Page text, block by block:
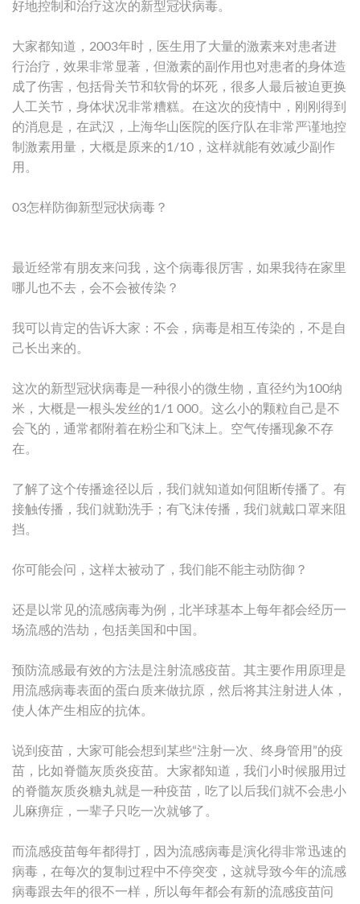
好地控制和治疗这次的新型冠状病毒。
大家都知道，2003年时，医生用了大量的激素来对患者进
行治疗，效果非常显著，但激素的副作用也对患者的身体造
成了伤害，包括骨关节和软骨的坏死，很多人最后被迫更换
人工关节，身体状况非常糟糕。在这次的疫情中，刚刚得到
的消息是，在武汉，上海华山医院的医疗队在非常严谨地控
制激素用量，大概是原来的1/10，这样就能有效减少副作
用。
03怎样防御新型冠状病毒？
最近经常有朋友来问我，这个病毒很厉害，如果我待在家里
哪儿也不去，会不会被传染？
我可以肯定的告诉大家：不会，病毒是相互传染的，不是自
己长出来的。
这次的新型冠状病毒是一种很小的微生物，直径约为100纳
米，大概是一根头发丝的1/1 000。这么小的颗粒自己是不
会飞的，通常都附着在粉尘和飞沫上。空气传播现象不存
在。
了解了这个传播途径以后，我们就知道如何阻断传播了。有
接触传播，我们就勤洗手；有飞沫传播，我们就戴口罩来阻
挡。
你可能会问，这样太被动了，我们能不能主动防御？
还是以常见的流感病毒为例，北半球基本上每年都会经历一
场流感的浩劫，包括美国和中国。
预防流感最有效的方法是注射流感疫苗。其主要作用原理是
用流感病毒表面的蛋白质来做抗原，然后将其注射进人体，
使人体产生相应的抗体。
说到疫苗，大家可能会想到某些“注射一次、终身管用”的疫
苗，比如脊髓灰质炎疫苗。大家都知道，我们小时候服用过
的脊髓灰质炎糖丸就是一种疫苗，吃了以后我们就不会患小
儿麻痹症，一辈子只吃一次就够了。
而流感疫苗每年都得打，因为流感病毒是演化得非常迅速的
病毒，在每次的复制过程中不停突变，这就导致今年的流感
病毒跟去年的很不一样，所以每年都会有新的流感疫苗问